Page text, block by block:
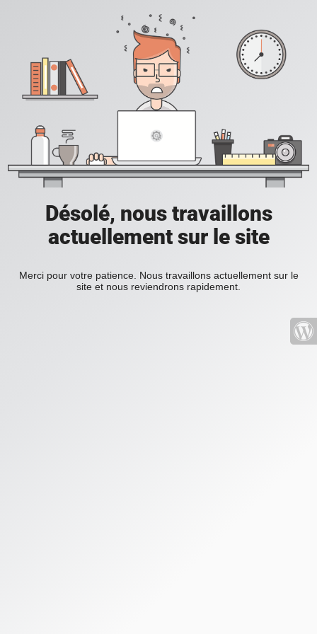
Désolé, nous travaillons
actuellement sur le site
Merci pour votre patience. Nous travaillons actuellement sur le
site et nous reviendrons rapidement.